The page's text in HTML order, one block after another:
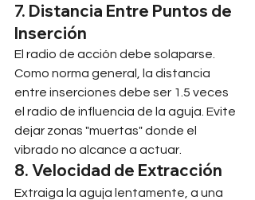
7. Distancia Entre Puntos de
Inserción
El radio de acción debe solaparse.
Como norma general, la distancia
entre inserciones debe ser 1.5 veces
el radio de influencia de la aguja. Evite
dejar zonas "muertas" donde el
vibrado no alcance a actuar.
8. Velocidad de Extracción
Extraiga la aguja lentamente, a una